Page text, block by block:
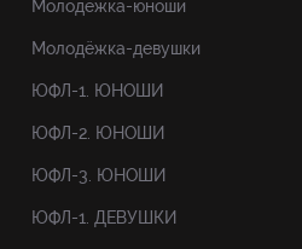
Молодёжка-юноши
Молодёжка-девушки
ЮФЛ-1. ЮНОШИ
ЮФЛ-2. ЮНОШИ
ЮФЛ-3. ЮНОШИ
ЮФЛ-1. ДЕВУШКИ